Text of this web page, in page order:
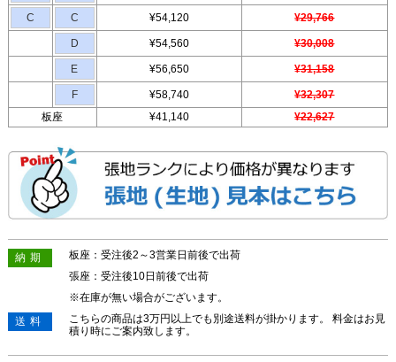
C C ¥54,120 ¥29,766
D ¥54,560 ¥30,008
E ¥56,650 ¥31,158
F ¥58,740
¥32,307
板座
¥41,140 ¥22,627
納期
板座：受注後2～3営業日前後で出荷
張座：受注後10日前後で出荷
※在庫が無い場合がございます。
送料
こちらの商品は3万円以上でも別途送料が掛かります。 料金はお見
積り時にご案内致します。